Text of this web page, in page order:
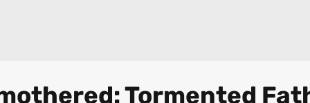
Tormented